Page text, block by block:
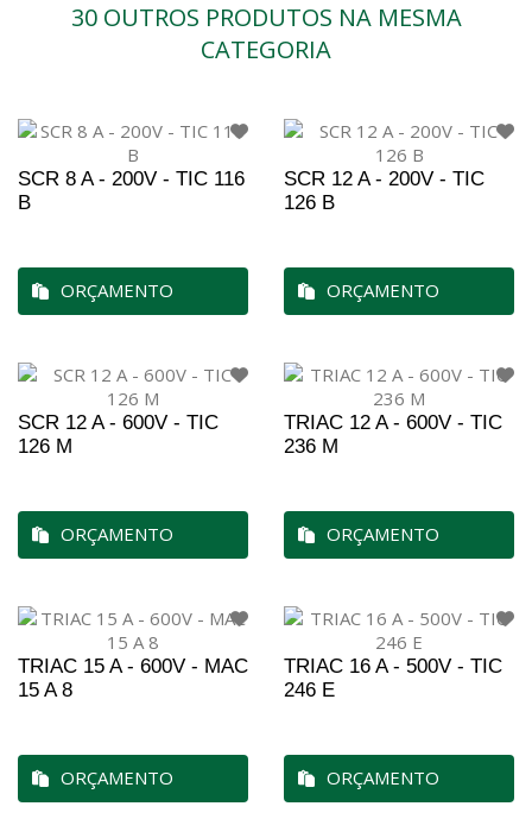
30 OUTROS PRODUTOS NA MESMA
CATEGORIA
SCR 8 A - 200V - TIC 116
B
ORÇAMENTO
SCR 12 A - 200V - TIC
126 B
ORÇAMENTO
SCR 12 A - 600V - TIC
126 M
ORÇAMENTO
TRIAC 12 A - 600V - TIC
236 M
ORÇAMENTO
TRIAC 15 A - 600V - MAC
15 A 8
ORÇAMENTO
TRIAC 16 A - 500V - TIC
246 E
ORÇAMENTO